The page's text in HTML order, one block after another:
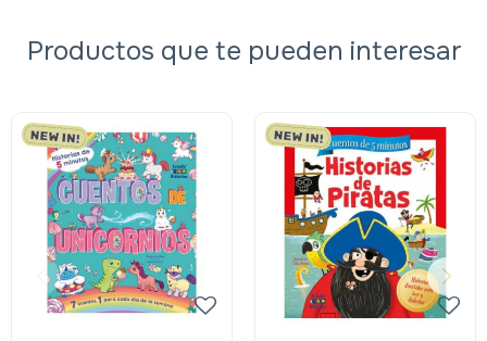
Productos que te pueden interesar